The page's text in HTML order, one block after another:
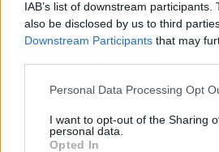
IAB’s list of downstream
also be disclosed by us to third
Downstream Participants that may
Personal Data Processing Opt
I want to opt-out of the Sharing
personal data.
Opted In